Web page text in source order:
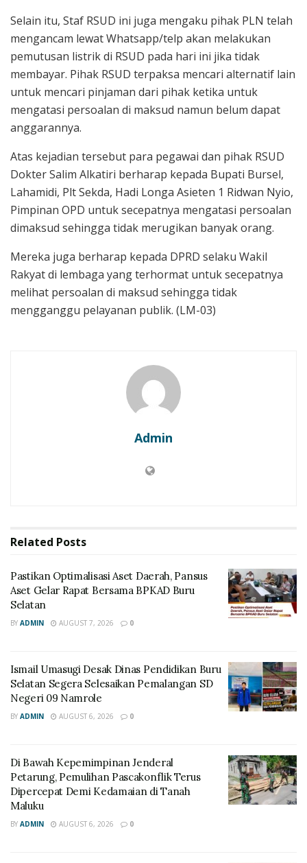
Selain itu, Staf RSUD ini juga mengaku pihak PLN telah
mengancam lewat Whatsapp/telp akan melakukan
pemutusan listrik di RSUD pada hari ini jika tidak
membayar. Pihak RSUD terpaksa mencari alternatif lain
untuk mencari pinjaman dari pihak ketika untuk
mengatasi persoalan di maksud namun belum dapat
anggarannya.
Atas kejadian tersebut para pegawai dan pihak RSUD
Dokter Salim Alkatiri berharap kepada Bupati Bursel,
Lahamidi, Plt Sekda, Hadi Longa Asieten 1 Ridwan Nyio,
Pimpinan OPD untuk secepatnya mengatasi persoalan
dimaksud sehingga tidak merugikan banyak orang.
Mereka juga berharap kepada DPRD selaku Wakil
Rakyat di lembaga yang terhormat untuk secepatnya
melihat persoalan di maksud sehingga tidak
mengganggu pelayanan publik. (LM-03)
Admin
Related Posts
Pastikan Optimalisasi Aset Daerah, Pansus
Aset Gelar Rapat Bersama BPKAD Buru
Selatan
BY ADMIN AUGUST 7, 2026 0
Ismail Umasugi Desak Dinas Pendidikan Buru
Selatan Segera Selesaikan Pemalangan SD
Negeri 09 Namrole
BY ADMIN AUGUST 6, 2026 0
Di Bawah Kepemimpinan Jenderal
Petarung, Pemulihan Pascakonflik Terus
Dipercepat Demi Kedamaian di Tanah
Maluku
BY ADMIN AUGUST 6, 2026 0